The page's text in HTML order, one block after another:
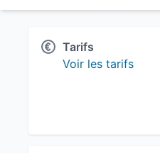
Tarifs
Voir les tarifs